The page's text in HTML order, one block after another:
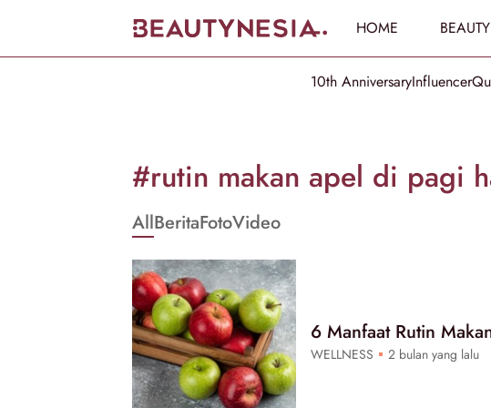
HOME BEAUTY
10th AnniversaryInfluencer
[GET_DATA_TITLE]
Beautynesia
#rutin makan apel di pagi
AllBeritaFotoVideo
6 Manfaat Rutin
WELLNESS 2 bulan yang lalu